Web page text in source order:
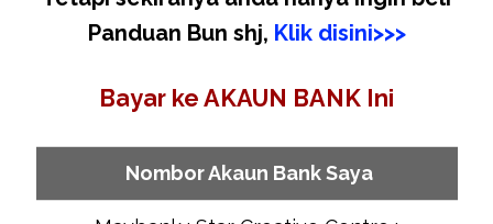
Panduan Bun shj, Klik disini>>>
Bayar ke AKAUN BANK Ini
Nombor Akaun Bank Saya